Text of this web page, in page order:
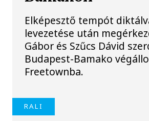
Elképesztő tempót
levezetése után
Gábor és Szűcs Dávid
Budapest-Bamako
Freetownba.
RALI